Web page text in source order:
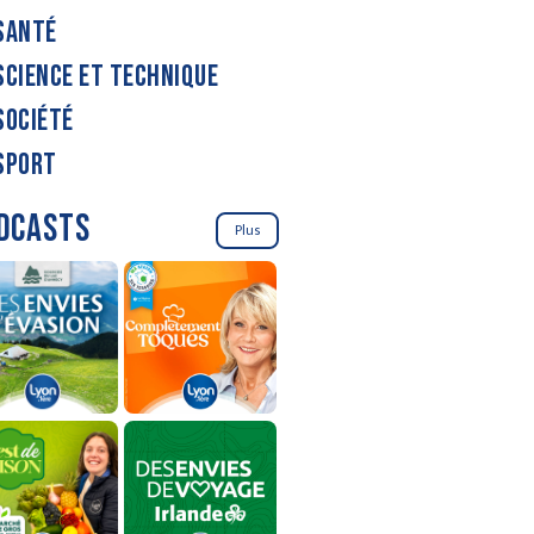
ET TECHNIQUE
Plus